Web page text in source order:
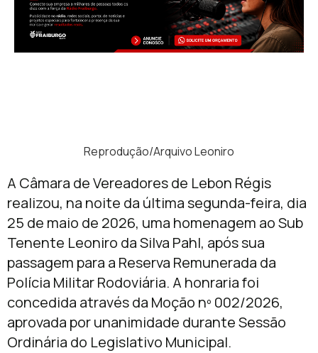
Reprodução/Arquivo Leoniro
A Câmara de Vereadores de Lebon Régis
realizou, na noite da última segunda-feira, dia
25 de maio de 2026, uma homenagem ao Sub
Tenente Leoniro da Silva Pahl, após sua
passagem para a Reserva Remunerada da
Polícia Militar Rodoviária. A honraria foi
concedida através da Moção nº 002/2026,
aprovada por unanimidade durante Sessão
Ordinária do Legislativo Municipal.